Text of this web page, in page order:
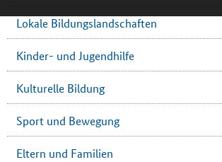
Lokale Bildungslandschaften
Kinder- und Jugendhilfe
Kulturelle Bildung
Sport und Bewegung
Eltern und Familien